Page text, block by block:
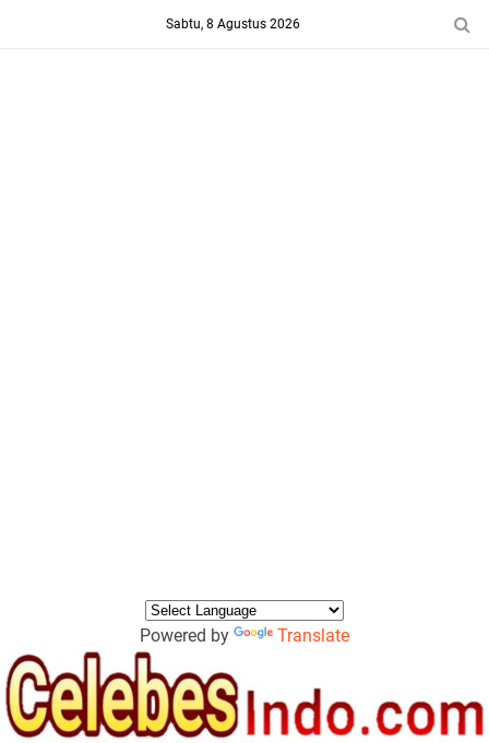
Sabtu, 8 Agustus 2026
Powered by Translate